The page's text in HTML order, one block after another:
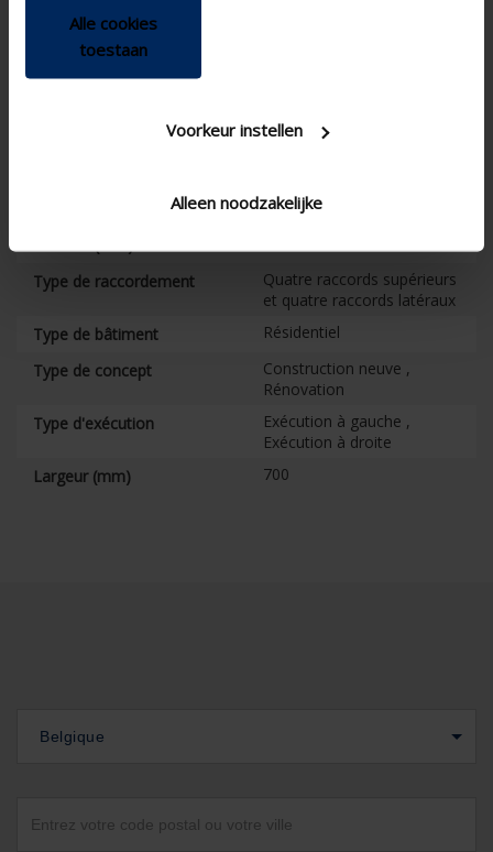
Alle cookies
toestaan
Voorkeur instellen
Alleen noodzakelijke
Diamètre de raccordement
Domotique
Détecteurs externes de la
Détecteur externe de RH ,
Récupération de chaleur
Type de raccordement
Quatre raccords supérieurs
et quatre raccords latéraux
Type de bâtiment
Résidentiel
Type de concept
Construction neuve ,
Rénovation
Type d'exécution
Exécution à gauche ,
Exécution à droite
Largeur (mm)
700
Belgique